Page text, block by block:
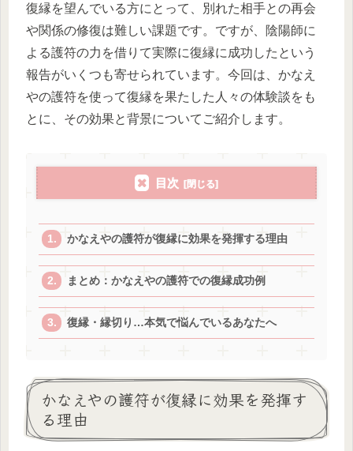
復縁を望んでいる方にとって、別れた相手との再会
や関係の修復は難しい課題です。ですが、陰陽師に
よる護符の力を借りて実際に復縁に成功したという
報告がいくつも寄せられています。今回は、かなえ
やの護符を使って復縁を果たした人々の体験談をも
とに、その効果と背景についてご紹介します。
目次
かなえやの護符が復縁に効果を発揮する理由
まとめ：かなえやの護符での復縁成功例
復縁・縁切り…本気で悩んでいるあなたへ
かなえやの護符が復縁に効果を発揮す
る理由